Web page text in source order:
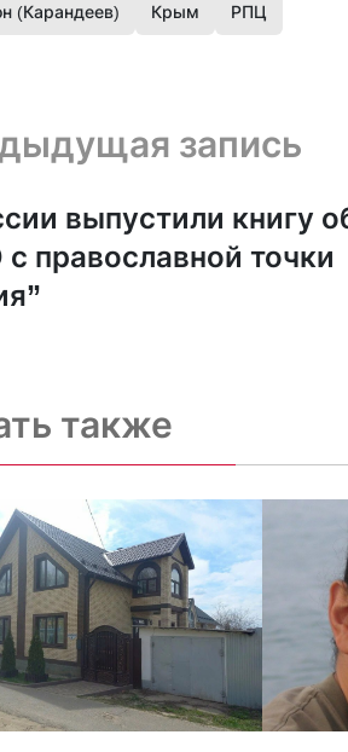
(Карандеев) Крым РПЦ
запись и следующая запись
запись
выпустили книгу
православной точки
также